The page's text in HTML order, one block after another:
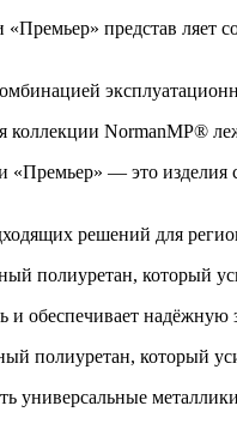
представ ляет
коллекции NormanMP®
— это изделия с
решений для
полиуретан, который
и обеспечивает надёжную
который
универсальные